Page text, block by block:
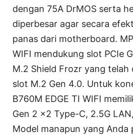
dengan 75A DrMOS serta
diperbesar agar secara
panas dari motherboard.
WIFI mendukung slot PCIe
M.2 Shield Frozr yang
slot M.2 Gen 4.0. Untuk
B760M EDGE TI WIFI
Gen 2 x2 Type-C, 2.5G
Model manapun yang Anda